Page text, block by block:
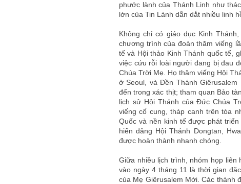
phước lành của Thánh Linh như
lớn của Tin Lành dẫn dắt nhiều linh
Không chỉ có giáo dục Kinh
chương trình của đoàn thăm viếng
tế và Hội thảo Kinh Thánh quốc tế,
việc cứu rỗi loài người đang bị đau
Chúa Trời Mẹ. Họ thăm viếng Hội
ở Seoul, và Đền Thánh
đến trong xác thịt; tham quan Bảo
lịch sử Hội Thánh của Đức Chúa
viếng cố cung, tháp canh trên tòa
Quốc và nền kinh tế được phát
hiến dâng Hội Thánh Dongtan,
được hoàn thành nhanh chóng.
Giữa nhiều lịch trình, nhóm họp liên
vào ngày 4 tháng 11 là thời gian
của Mẹ Giêrusalem Mới. Các thánh